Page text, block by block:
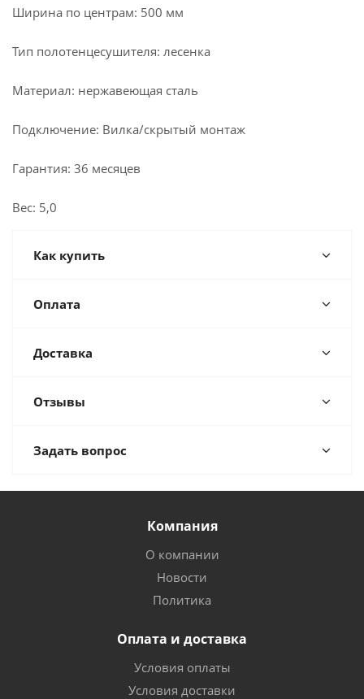
Ширина по центрам: 500 мм
Тип полотенцесушителя: лесенка
Материал: нержавеющая сталь
Подключение: Вилка/скрытый монтаж
Гарантия: 36 месяцев
Вес: 5,0
Как купить
Оплата
Доставка
Отзывы
Задать вопрос
Компания
О компании
Новости
Политика
Оплата и доставка
Условия оплаты
Условия доставки